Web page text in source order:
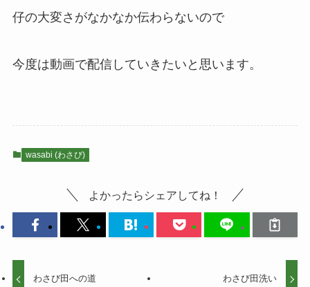
仔の大変さがなかなか伝わらないので
今度は動画で配信していきたいと思います。
wasabi (わさび)
よかったらシェアしてね！
わさび田への道 わさび田洗い